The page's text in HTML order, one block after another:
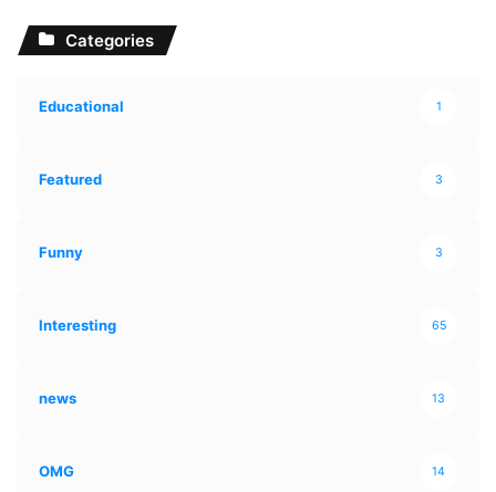
Categories
Educational 1
Featured 3
Funny 3
Interesting 65
news 13
OMG 14